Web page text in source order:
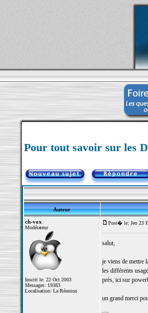
Aller
Pour tout savoir sur les
Auteur
ch-vox
Modérateur
Inscrit le: 22 Oct 2003
Messages: 19383
Localisation: La Réunion
Post� le: Jeu 23
salut,
je viens de mettre
les différents
près, ici sur
un grand merci